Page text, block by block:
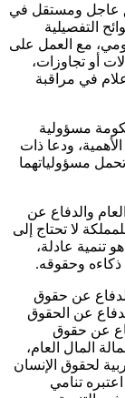
عاجل ومستقل في
التفصيلية
مع العمل على
أو تجاوزات،
في مراقبة
مسؤولية
ودعا ذات
مسؤولياتهما
والدفاع عن
لا تحتاج إلى
تنمية عادلة،
ذكاءه وحقوقه.
عن حقوق
عن الحقوق
عن حقوق
المال العام،
لحقوق الإنسان
تنامي